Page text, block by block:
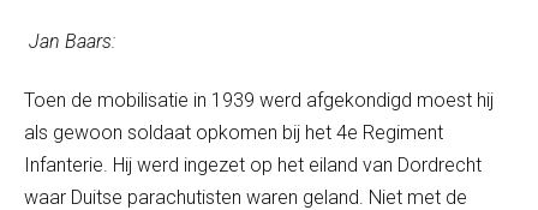
Jan Baars:
Toen de mobilisatie in 1939 werd afgekondigd moest hij
als gewoon soldaat opkomen bij het 4e Regiment
Infanterie. Hij werd ingezet op het eiland van Dordrecht
waar Duitse parachutisten waren geland. Niet met de